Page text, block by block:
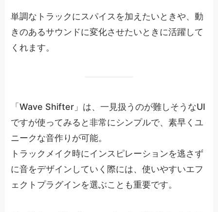
単調なトラックにスパイスを加えたいときや、動
きのあるサウンドに変化させたいときに活躍して
くれます。
「Wave Shifter」は、一見扱うのが難しそうなUI
ですが使ってみると非常にシンプルで、素早くユ
ニークな音作りが可能。
トラックメイク時にインスピレーションを逃さず
に音をデザインしていく際には、使いやすいエフ
ェクトプラグインを選ぶことも重要です。